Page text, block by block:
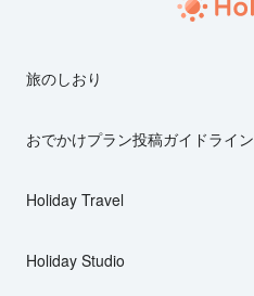
旅のしおり
おでかけプラン投稿ガイドライン
Holiday Travel
Holiday Studio